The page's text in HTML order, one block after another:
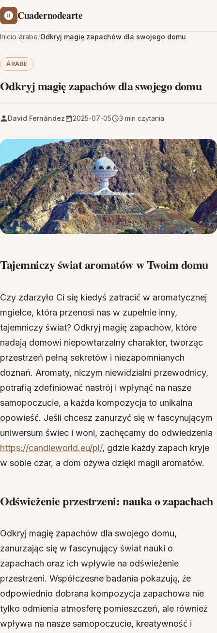
Cuadernodearte
Inicio/árabe/Odkryj magię zapachów dla swojego domu
ÁRABE
Odkryj magię zapachów dla swojego domu
David Fernández 2025-07-05 3 min czytania
Tajemniczy świat aromatów w Twoim domu
Czy zdarzyło Ci się kiedyś zatracić w aromatycznej
mgiełce, która przenosi nas w zupełnie inny,
tajemniczy świat? Odkryj magię zapachów, które
nadają domowi niepowtarzalny charakter, tworząc
przestrzeń pełną sekretów i niezapomnianych
doznań. Aromaty, niczym niewidzialni przewodnicy,
potrafią zdefiniować nastrój i wpłynąć na nasze
samopoczucie, a każda kompozycja to unikalna
opowieść. Jeśli chcesz zanurzyć się w fascynującym
uniwersum świec i woni, zachęcamy do odwiedzenia
https://candleworld.eu/pl/, gdzie każdy zapach kryje
w sobie czar, a dom ożywa dzięki magii aromatów.
Odświeżenie przestrzeni: nauka o zapachach
Odkryj magię zapachów dla swojego domu,
zanurzając się w fascynujący świat nauki o
zapachach oraz ich wpływie na odświeżenie
przestrzeni. Współczesne badania pokazują, że
odpowiednio dobrana kompozycja zapachowa nie
tylko odmienia atmosferę pomieszczeń, ale również
wpływa na nasze samopoczucie, kreatywność i